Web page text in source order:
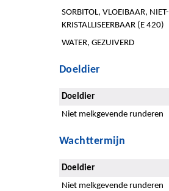
SORBITOL, VLOEIBAAR, NIET-
KRISTALLISEERBAAR (E 420)
WATER, GEZUIVERD
Doeldier
Doeldier
Niet melkgevende runderen
Wachttermijn
Doeldier
Niet melkgevende runderen